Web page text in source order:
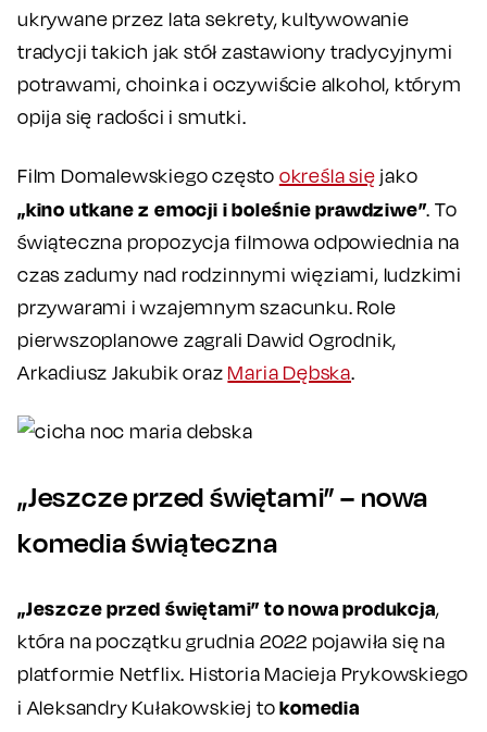
ukrywane przez lata sekrety, kultywowanie
tradycji takich jak stół zastawiony tradycyjnymi
potrawami, choinka i oczywiście alkohol, którym
opija się radości i smutki.
Film Domalewskiego często określa się jako
„kino utkane z emocji i boleśnie prawdziwe”. To
świąteczna propozycja filmowa odpowiednia na
czas zadumy nad rodzinnymi więziami, ludzkimi
przywarami i wzajemnym szacunku. Role
pierwszoplanowe zagrali Dawid Ogrodnik,
Arkadiusz Jakubik oraz Maria Dębska.
„Jeszcze przed świętami” – nowa
komedia świąteczna
„Jeszcze przed świętami” to nowa produkcja,
która na początku grudnia 2022 pojawiła się na
platformie Netflix. Historia Macieja Prykowskiego
i Aleksandry Kułakowskiej tokomedia